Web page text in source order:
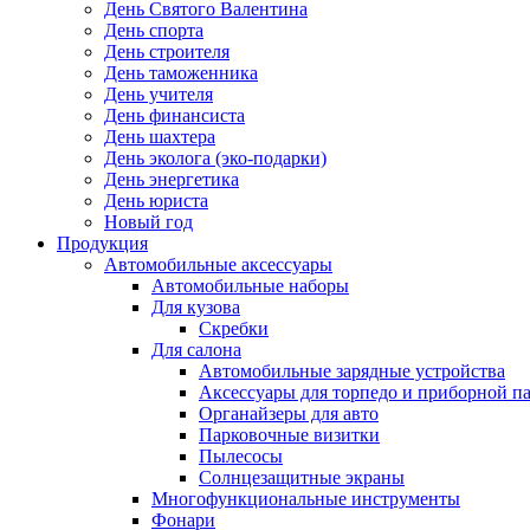
День Святого Валентина
День спорта
День строителя
День таможенника
День учителя
День финансиста
День шахтера
День эколога (эко-подарки)
День энергетика
День юриста
Новый год
Продукция
Автомобильные аксессуары
Автомобильные наборы
Для кузова
Скребки
Для салона
Автомобильные зарядные устройства
Аксессуары для торпедо и приборной
Органайзеры для авто
Парковочные визитки
Пылесосы
Солнцезащитные экраны
Многофункциональные инструменты
Фонари